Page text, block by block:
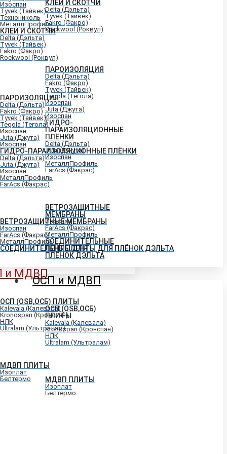
КЛЕИ И СКОТЧИ
Delta (Дэльта)
Tyvek (Тайвек)
Fakro (Факро)
Rockwool (Роквул)
ПАРОИЗОЛЯЦИЯ
Delta (Дэльта)
Fakro (Факро)
Tyvek (Тайвек)
Tegola (Тегола)
Изоспан
Juta (Джута)
Изоспан
ГИДРО-
ПАРАИЗОЛЯЦИОННЫЕ
ПЛЁНКИ
Delta (Дэльта)
Juta (Джута)
Изоспан
МеталлПрофиль
FarAcs (Факрас)
ВЕТРОЗАЩИТНЫЕ
МЕМБРАНЫ
Изоспан
FarAcs (Факрас)
МеталлПрофиль
СОЕДИНИТЕЛЬНЫЕ
ЛЕНТЫ ДЛЯ
ПЛЁНОК ДЭЛЬТА
ОСП и МДВП
ОСП (OSB,ОСБ)
ПЛИТЫ
Kalevala (Калевала)
Kronospan (Кронспан)
НЛК
Ultralam (Ультралам)
МДВП ПЛИТЫ
Изоплат
Белтермо
Изоспан
Tyvek (Тайвек)
Технониколь
МеталлПрофиль
КЛЕИ И СКОТЧИ
Delta (Дэльта)
Tyvek (Тайвек)
Fakro (Факро)
Rockwool (Роквул)
ПАРОИЗОЛЯЦИЯ
Delta (Дэльта)
Fakro (Факро)
Tyvek (Тайвек)
Tegola (Тегола)
Изоспан
Juta (Джута)
Изоспан
ГИДРО-ПАРАИЗОЛЯЦИОННЫЕ ПЛЁНКИ
Delta (Дэльта)
Juta (Джута)
Изоспан
МеталлПрофиль
FarAcs (Факрас)
ВЕТРОЗАЩИТНЫЕ МЕМБРАНЫ
Изоспан
FarAcs (Факрас)
МеталлПрофиль
СОЕДИНИТЕЛЬНЫЕ ЛЕНТЫ ДЛЯ ПЛЁНОК ДЭЛЬТА
и МДВП
ОСП (OSB,ОСБ) ПЛИТЫ
Kalevala (Калевала)
Kronospan (Кронспан)
НЛК
Ultralam (Ультралам)
МДВП ПЛИТЫ
Изоплат
Белтермо